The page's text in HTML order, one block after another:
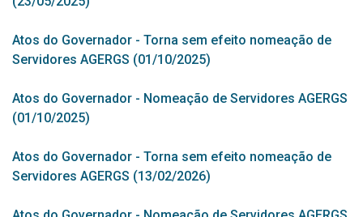
Atos do Governador - Torna sem efeito nomeação de
Servidores AGERGS (01/10/2025)
Atos do Governador - Nomeação de Servidores AGERGS
(01/10/2025)
Atos do Governador - Torna sem efeito nomeação de
Servidores AGERGS (13/02/2026)